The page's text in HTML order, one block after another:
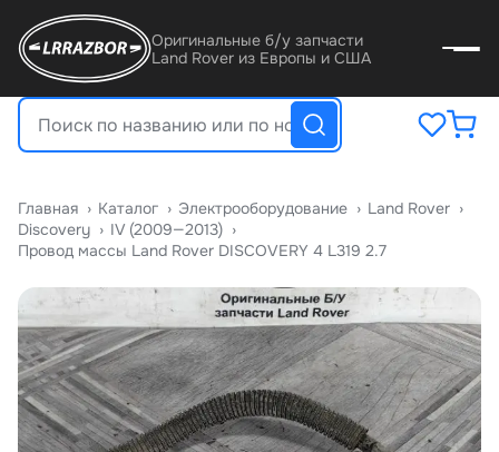
Оригинальные б/у запчасти
Land Rover из Европы и США
Главная › Катало › Электрооборудование › Land Rover ›
Discovery › IV (2009—2013) ›
Провод массы Land Rover DISCOVERY 4 L319 2.7